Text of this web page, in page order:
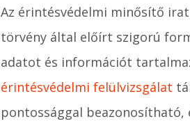
Az érintésvédelmi minősítő
törvény által előírt szigorú
adatot és információt
érintésvédelmi felülvizsgálat
pontossággal